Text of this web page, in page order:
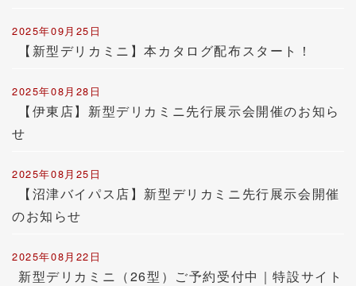
2025年09月25日
【新型デリカミニ】本カタログ配布スタート！
2025年08月28日
【伊東店】新型デリカミニ先行展示会開催のお知ら
せ
2025年08月25日
【沼津バイパス店】新型デリカミニ先行展示会開催
のお知らせ
2025年08月22日
新型デリカミニ（26型）ご予約受付中｜特設サイト